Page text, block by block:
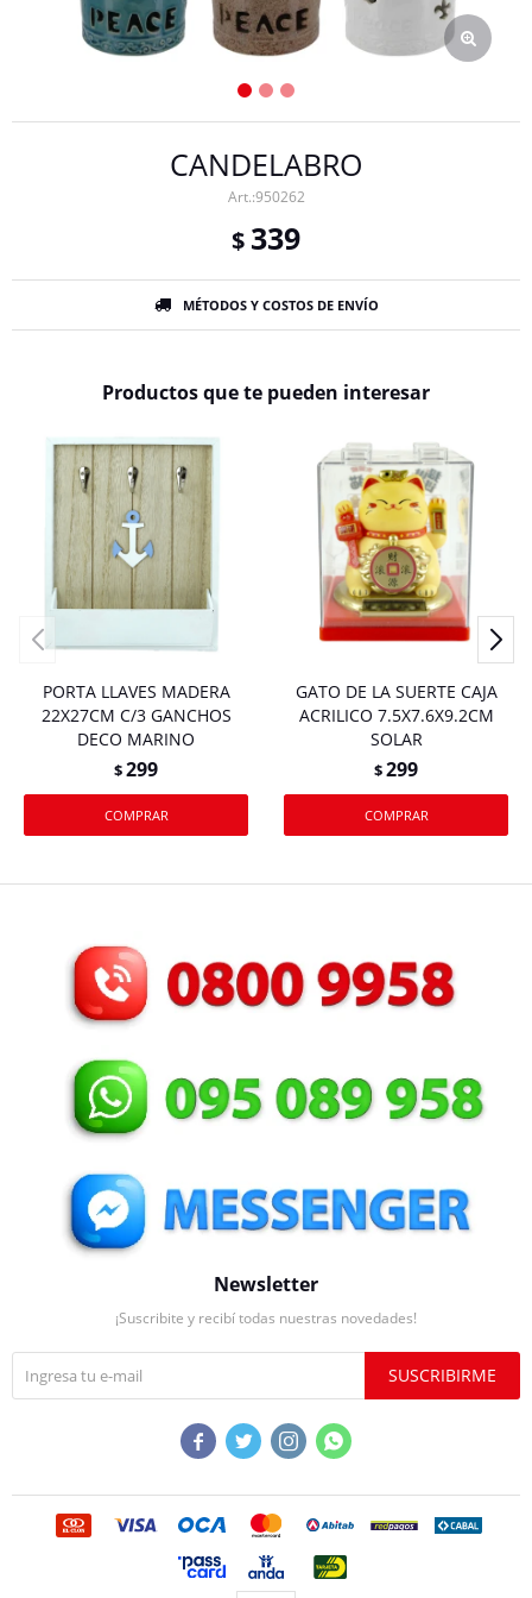
CANDELABRO
950262
$ 339
MÉTODOS Y COSTOS DE ENVÍO
Productos que te pueden interesar
PORTA LLAVES MADERA
22X27CM C/3 GANCHOS
DECO MARINO
$299
GATO DE LA SUERTE CAJA
ACRILICO 7.5X7.6X9.2CM
SOLAR
$299
Newsletter
¡Suscribite y recibí todas nuestras novedades!
SUSCRIBIRME
   